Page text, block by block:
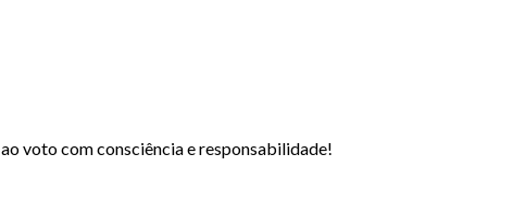
voto com consciência e responsabilidade!